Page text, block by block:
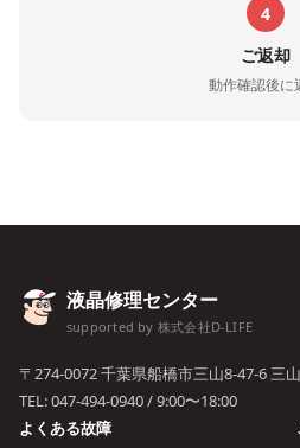
4
ご返却
動作確認後に
液晶修理センター
supported by 株式会社D-LIFE
〒274-0072 千葉県船橋市三山8-47-6 三
TEL:047-494-0940/ 9:00〜18:00
よくある故障